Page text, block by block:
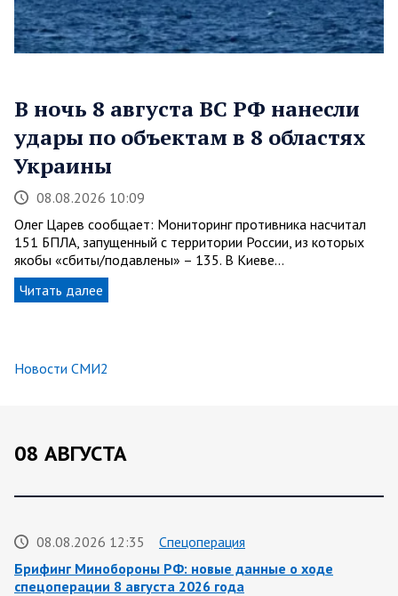
В ночь 8 августа ВС РФ нанесли
удары по объектам в 8 областях
Украины
08.08.2026 10:09
Олег Царев сообщает: Мониторинг противника насчитал
151 БПЛА, запущенный с территории России, из которых
якобы «сбиты/подавлены» – 135. В Киеве…
Читать далее
Новости СМИ2
08 АВГУСТА
08.08.2026 12:35
Спецоперация
Брифинг Минобороны РФ: новые данные о ходе
спецоперации 8 августа 2026 года